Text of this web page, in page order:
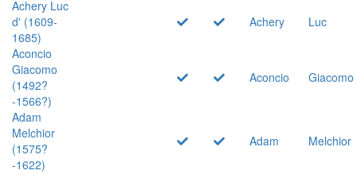
Achery Luc
d' (1609-
1685)
Achery
Luc
Aconcio
Giacomo
(1492?
-1566?)
Aconcio Giacomo
Adam
Melchior
(1575?
-1622)
Adam Melchior